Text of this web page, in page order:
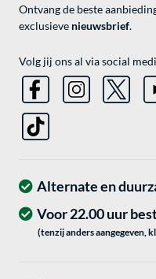
Ontvang de beste
exclusieve nieuwsbrief.
Volg jij ons al via social
Alternate en
Voor 22.00 uur
(tenzij anders aangegeven,